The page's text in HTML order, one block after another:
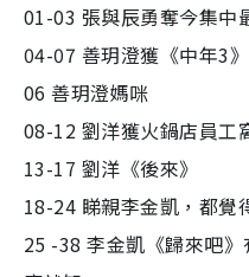
01-03 張與辰勇奪今集中
04-07 善玥澄獲《中年3
06 善玥澄媽咪
08-12 劉洋獲火鍋店員工
13-17 劉洋《後來》
18-24 睇親李金凱，都覺
25 -38 李金凱《歸來吧